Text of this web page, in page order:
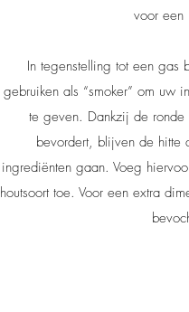
voor een
In tegenstelling tot een gas
gebruiken als “smoker” om uw
te geven. Dankzij de
bevordert, blijven de hitte
ingrediënten gaan. Voeg
houtsoort toe. Voor een extra